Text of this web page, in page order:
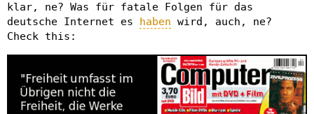
klar, ne? Was für fatale Folgen für das
deutsche Internet es haben wird, auch, ne?
Check this: